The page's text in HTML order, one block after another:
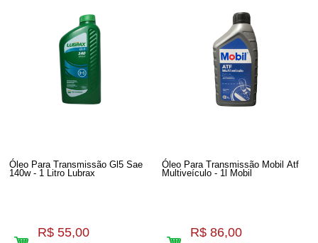
Óleo Para Transmissão Gl5 Sae
140w - 1 Litro Lubrax
R$ 55,00
Óleo Para Transmissão Mobil Atf
Multiveículo - 1l Mobil
R$ 86,00